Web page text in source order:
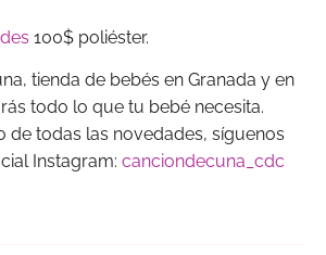
100$ poliéster.
tienda de bebés en Granada y en
todo lo que tu bebé necesita.
de todas las novedades, síguenos
Instagram: canciondecuna_cdc